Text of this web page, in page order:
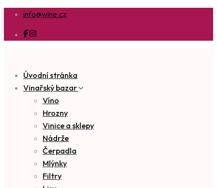
info@wine.cz
Úvodní stránka
Vinařský bazar
Víno
Hrozny
Vinice a sklepy
Nádrže
Čerpadla
Mlýnky
Filtry